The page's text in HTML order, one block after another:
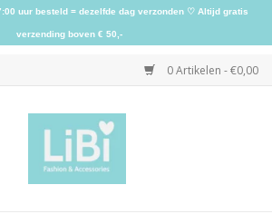
0 Artikelen - €0,00
uur besteld = dezelfde dag verzonden ♡ Altijd gratis
verzending boven € 50,-